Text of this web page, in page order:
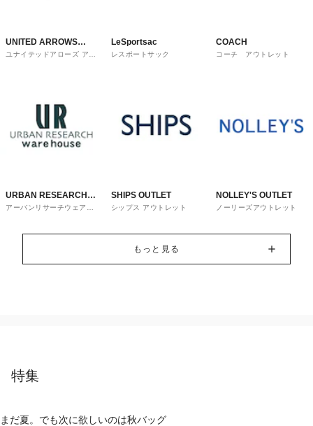
UNITED ARROWS
OUTLET
ユナイテッドアローズ アウ
LeSportsac
レスポートサック
COACH
コーチ アウトレット
URBAN RESEARCH
ware house
アーバンリサーチウェアハ
SHIPS OUTLET
シップス アウトレット
NOLLEY'S OUTLET
ノーリーズアウトレット
もっと見る
特集
まだ夏。でも次に欲しいのは秋バッグ